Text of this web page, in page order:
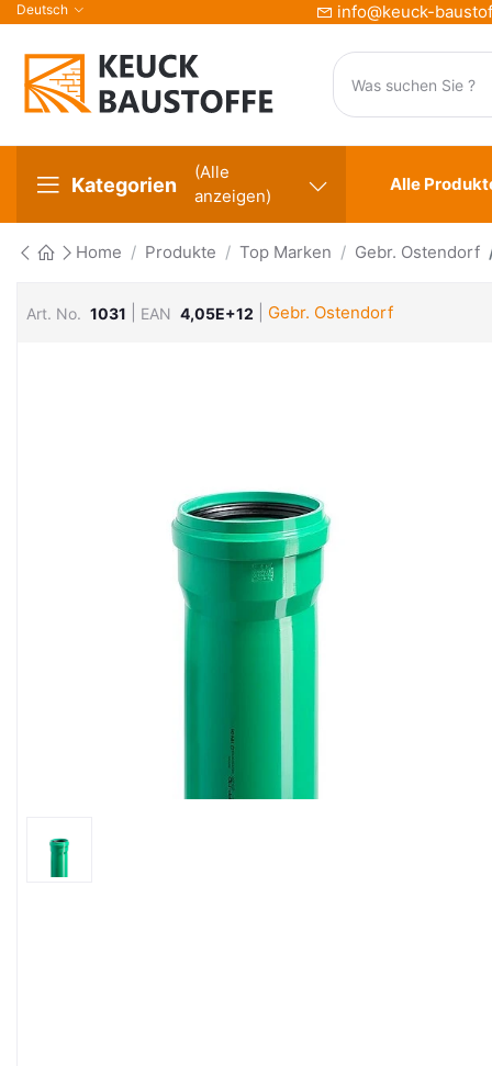
Deutsch info@keuck-
Kategorien
(Alle
anzeigen)
Alle
Home Produkte Top Marken Gebr. Ostendorf
Art. No. 1031 EAN 4,05E+12 Gebr. Ostendorf